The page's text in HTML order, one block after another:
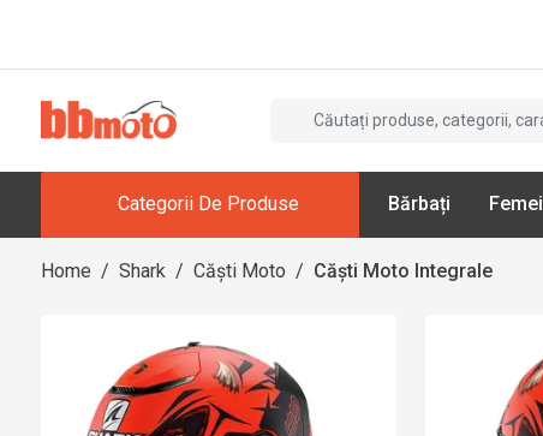
Categorii De Produse Bărbați Femei
Home / Shark / Căști Moto / Căști Moto Integrale